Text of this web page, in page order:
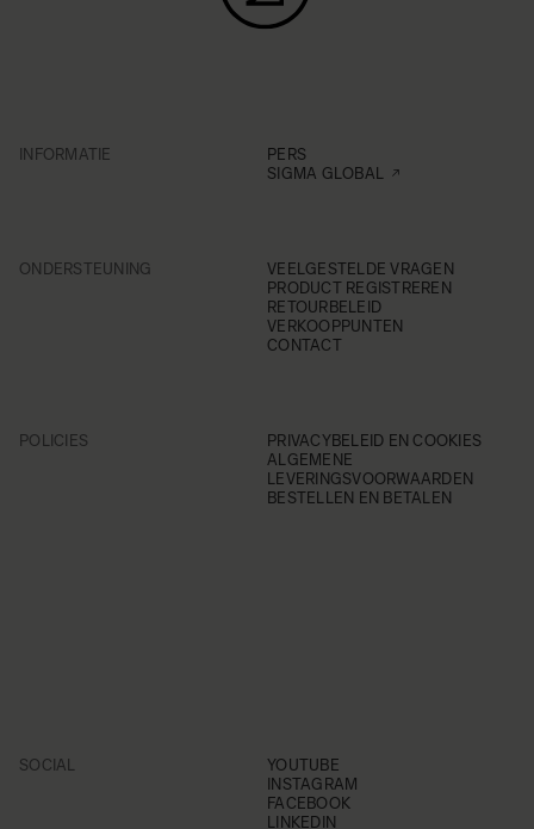
INFORMATIE
PERS
SIGMA GLOBAL
ONDERSTEUNING
VEELGESTELDE VRAGEN
PRODUCT REGISTREREN
RETOURBELEID
VERKOOPPUNTEN
CONTACT
POLICIES
PRIVACYBELEID EN COOKIES
ALGEMENE
LEVERINGSVOORWAARDEN
BESTELLEN EN BETALEN
SOCIAL
YOUTUBE
INSTAGRAM
FACEBOOK
LINKEDIN